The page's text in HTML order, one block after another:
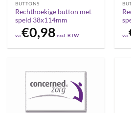
BUTTONS
Rechthoekige button met
speld 38x114mm
v.a.€0,98 excl. BTW v.a.